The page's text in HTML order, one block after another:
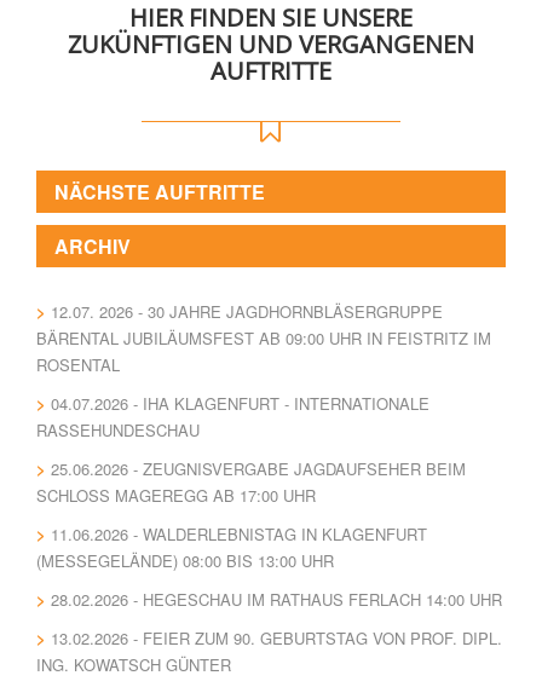
HIER FINDEN SIE UNSERE
ZUKÜNFTIGEN UND VERGANGENEN
AUFTRITTE
NÄCHSTE AUFTRITTE
ARCHIV
12.07. 2026 - 30 JAHRE JAGDHORNBLÄSERGRUPPE
BÄRENTAL JUBILÄUMSFEST AB 09:00 UHR IN FEISTRITZ IM
ROSENTAL
04.07.2026 - IHA KLAGENFURT - INTERNATIONALE
RASSEHUNDESCHAU
25.06.2026 - ZEUGNISVERGABE JAGDAUFSEHER BEIM
SCHLOSS MAGEREGG AB 17:00 UHR
11.06.2026 - WALDERLEBNISTAG IN KLAGENFURT
(MESSEGELÄNDE) 08:00 BIS 13:00 UHR
28.02.2026 - HEGESCHAU IM RATHAUS FERLACH 14:00 UHR
13.02.2026 - FEIER ZUM 90. GEBURTSTAG VON PROF. DIPL.
ING. KOWATSCH GÜNTER